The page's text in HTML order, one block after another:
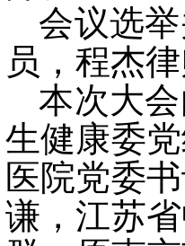
会议选
员，程杰
本次大
生健康委
医院党委
谦，江苏